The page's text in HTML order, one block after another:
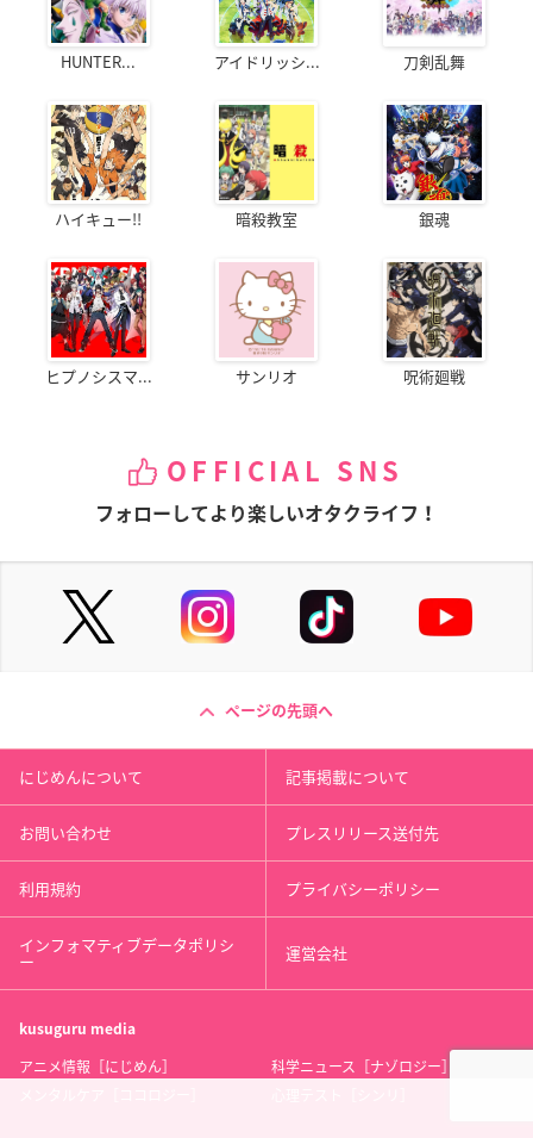
HUNTER... アイドリッシ... 刀剣乱舞
ハイキュー!! 暗殺教室 銀魂
ヒプノシスマ... サンリオ 呪術廻戦
OFFICIAL SNS
フォローしてより楽しいオタクライフ！
ページの先頭へ
にじめんについて 記事掲載について
お問い合わせ プレスリリース送付先
利用規約 プライバシーポリシー
インフォマティブデータポリシ
ー 運営会社
kusuguru media
アニメ情報［にじめん］
科学ニュース［ナゾロジー］